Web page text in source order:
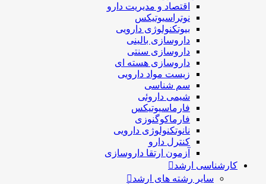
اقتصاد و مديريت دارو
نوتراسیوتیکس
بيوتكنولوژی دارویی
داروسازی بالينی
داروسازی سنتی
داروسازی هسته ای
زیست مواد دارویی
سم شناسی
شيمی داروئی
فارماسيوتيكس
فارماكوگنوزی
نانوتکنولوژی دارویی
كنترل دارو
آزمون ارتقا داروسازی
کارشناسی ارشد
سایر رشته های ارشد